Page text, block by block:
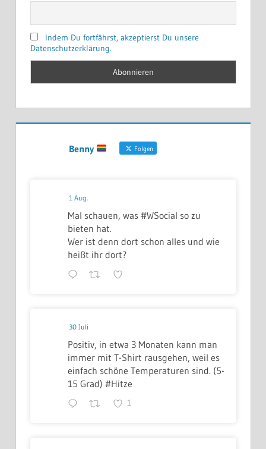
Indem Du fortfährst, akzeptierst Du unsere
Datenschutzerklärung.
Benny Folgen
1 Aug.
Mal schauen, was #WSocial so zu
bieten hat.
Wer ist denn dort schon alles und wie
heißt ihr dort?
30 Juli
Positiv, in etwa 3 Monaten kann man
immer mit T-Shirt rausgehen, weil es
einfach schöne Temperaturen sind. (5-
15 Grad) #Hitze
1